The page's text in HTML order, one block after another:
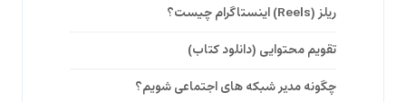
ریلز (Reels) اینستاگرام چیست؟
تقویم محتوایی (دانلود کتاب)
چگونه مدیر شبکه های اجتماعی شویم؟